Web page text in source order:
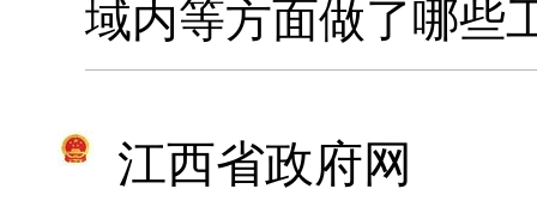
域内等方面做了哪些
江西省政府网